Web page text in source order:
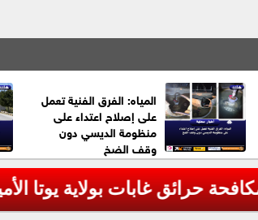
المياه: الفرق الفنية تعمل
على إصلاح اعتداء على
منظومة الديسي دون
وقف الضخ
غابات بولاية يوتا الأميركية